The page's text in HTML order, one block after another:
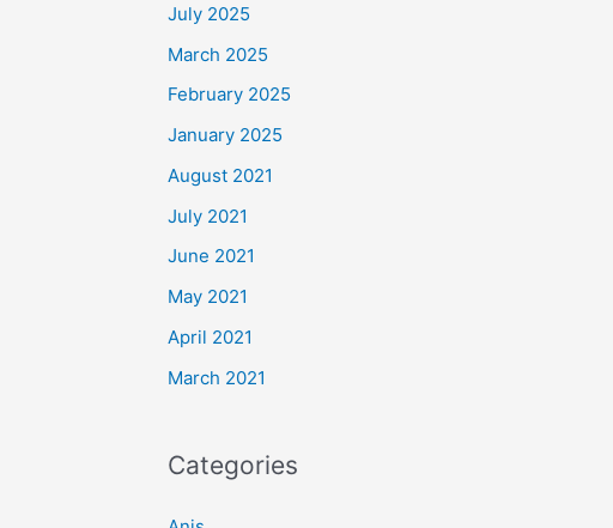
July 2025
March 2025
February 2025
January 2025
August 2021
July 2021
June 2021
May 2021
April 2021
March 2021
Categories